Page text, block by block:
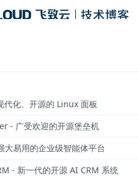
代化、开源的 Linux 面板
- 广受欢迎的开源堡垒机
大易用的企业级智能体平台
- 新一代的开源 AI CRM 系统
孙志坤：DevOps
年08月17日
孙志坤
联网金融行业的新创企业，
和人员的快速迭代面临着IT运